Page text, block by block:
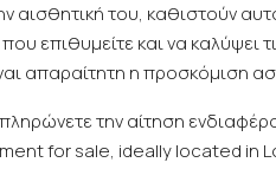
αισθητική του, καθιστούν
επιθυμείτε και να
απαραίτητη η προσκόμιση
την αίτηση
for sale, ideally located